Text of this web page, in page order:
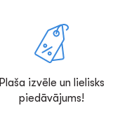
Plaša izvēle un lielisks
piedāvājums!